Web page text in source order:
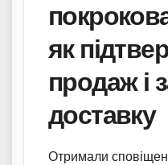
як
продаж і
доставку
Отримали